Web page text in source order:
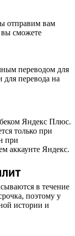
отправим вам
вы сможете
переводом для
перевода на
Яндекс Плюс.
только при
при
аккаунте Яндекс.
в течение
поэтому у
истории и